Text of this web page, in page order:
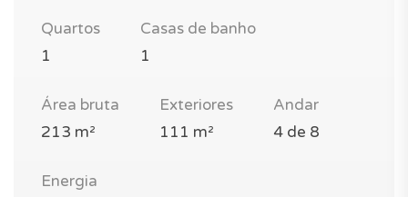
Quartos
1
Casas de banho
1
Área bruta
213 m²
Exteriores
111 m²
Andar
4 de 8
Energia